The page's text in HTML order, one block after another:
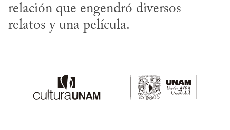
relación que engendró diversos
relatos y una película.